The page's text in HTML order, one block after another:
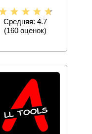
задачи с
пошаговыми
Средняя: 4.7
(160 оценок)